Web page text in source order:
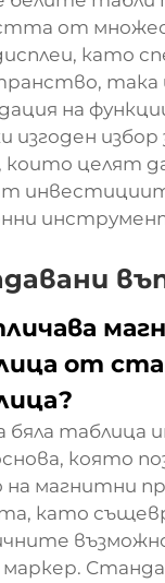
от
като
така
на
изгоден избор
които целят
от
таблица
която
на магнитни
като
маркер.